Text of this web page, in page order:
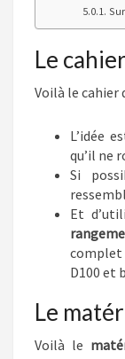
Le
Voilà le cahier
L’idée
qu’il ne
Si
Et
complet
D100 et
Le
Voilà le